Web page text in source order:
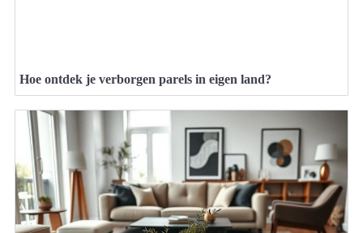
Hoe ontdek je verborgen parels in eigen land?